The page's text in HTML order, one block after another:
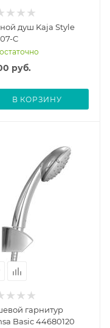
душ Kaja Style
C
руб.
В КОРЗИНУ
гарнитур
Basic 44680120